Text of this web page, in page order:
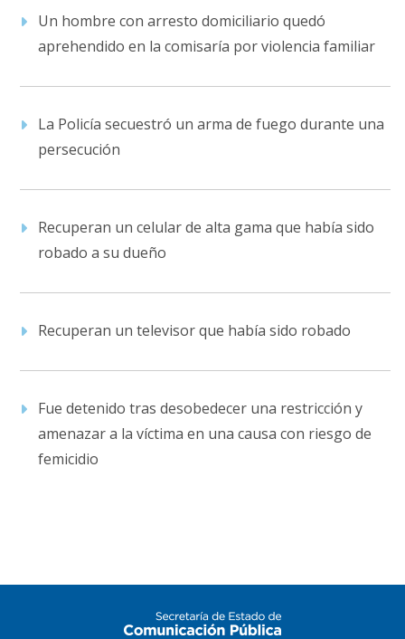
Un hombre con arresto domiciliario quedó
aprehendido en la comisaría por violencia familiar
La Policía secuestró un arma de fuego durante una
persecución
Recuperan un celular de alta gama que había sido
robado a su dueño
Recuperan un televisor que había sido robado
Fue detenido tras desobedecer una restricción y
amenazar a la víctima en una causa con riesgo de
femicidio